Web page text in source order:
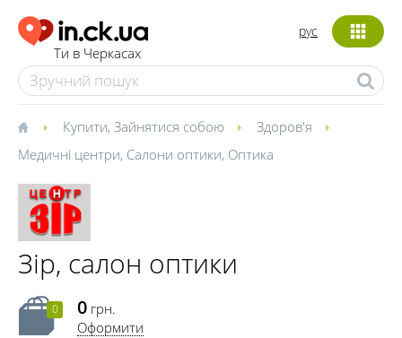
Ти в Черкасах
рус
Купити, Зайнятися собою
Здоров'я
Медичні центри, Салони оптики, Оптика
Зір, салон оптики
0 0 грн.
Оформити